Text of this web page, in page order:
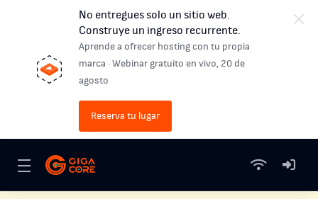
No entregues solo un sitio web.
Construye un ingreso recurrente.
Aprende a ofrecer hosting con tu propia
marca · Webinar gratuito en vivo, 20 de
agosto
Reserva tu lugar